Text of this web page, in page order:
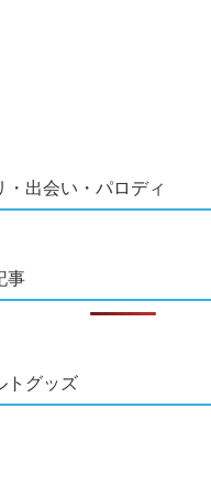
・出会い・パロディ
事
トグッズ